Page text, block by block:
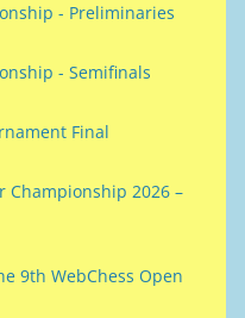
- Preliminaries
- Semifinals
Final
Championship 2026 –
9th WebChess Open